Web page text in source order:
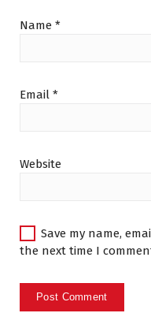
Name *
Email *
Website
Save my name,
the next time I